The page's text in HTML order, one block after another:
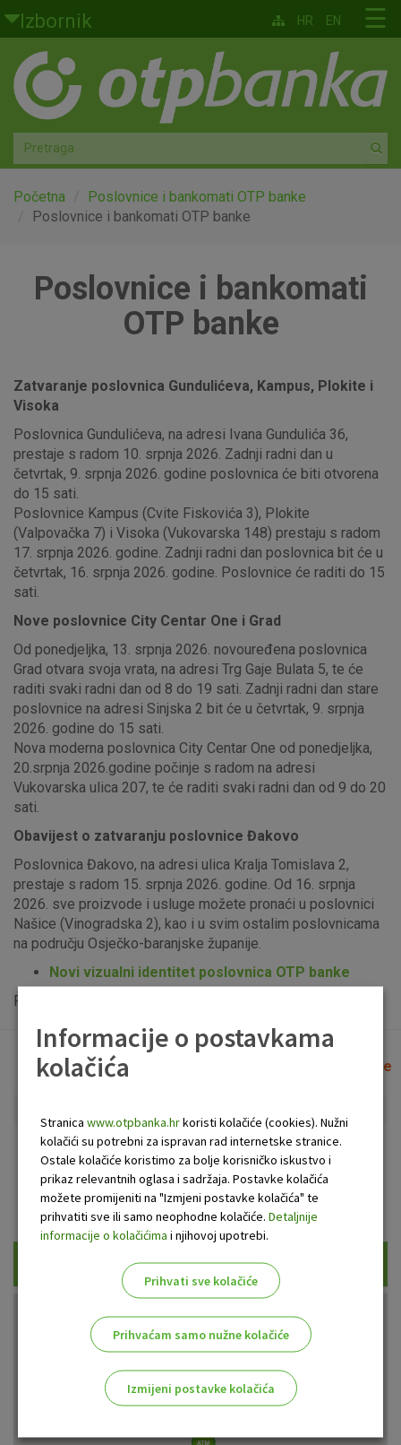
Skoči na glavni sadržaj
Izbornik
Građani
Privatno bankarstvo
Agro
Mala poduzeća i obrtnici
Globalna tržišta
☰
HR EN
Početna
Poslovnice i bankomati OTP banke
Poslovnice i bankomati OTP banke
Poslovnice i bankomati
OTP banke
Zatvaranje poslovnica Gundulićeva, Kampus, Plokite i
Visoka
Poslovnica Gundulićeva, na adresi Ivana Gundulića 36,
prestaje s radom 10. srpnja 2026. Zadnji radni dan u
četvrtak, 9. srpnja 2026. godine poslovnica će biti otvorena
do 15 sati.
Poslovnice Kampus (Cvite Fiskovića 3), Plokite
(Valpovačka 7) i Visoka (Vukovarska 148) prestaju s radom
17. srpnja 2026. godine. Zadnji radni dan poslovnica bit će u
četvrtak, 16. srpnja 2026. godine. Poslovnice će raditi do 15
sati.
Nove poslovnice City Centar One i Grad
Od ponedjeljka, 13. srpnja 2026. novouređena poslovnica
Grad otvara svoja vrata, na adresi Trg Gaje Bulata 5, te će
raditi svaki radni dan od 8 do 19 sati. Zadnji radni dan stare
poslovnice na adresi Sinjska 2 bit će u četvrtak, 9. srpnja
2026. godine do 15 sati.
Nova moderna poslovnica City Centar One od ponedjeljka,
20.srpnja 2026.godine počinje s radom na adresi
Vukovarska ulica 207, te će raditi svaki radni dan od 9 do 20
sati.
Obavijest o zatvaranju poslovnice Đakovo
Poslovnica Đakovo, na adresi ulica Kralja Tomislava 2,
prestaje s radom 15. srpnja 2026. godine. Od 16. srpnja
2026. sve proizvode i usluge možete pronaći u poslovnici
Našice (Vinogradska 2), kao i u svim ostalim poslovnicama
na području Osječko-baranjske županije.
Novi vizualni identitet poslovnica OTP banke
Popis uplatno-isplatnih bankomata možete vidjeti
Lista poslovnica i bankomata Očisti filtere
Bankomat Poslovnica
Prikaži samo uplatne bankomate
Informacije o postavkama
kolačića
Stranica www.otpbanka.hrkoristi kolačiće (cookies). Nužni
kolačići su potrebni za ispravan rad internetske stranice.
Ostale kolačiće koristimo za bolje korisničko iskustvo i
prikaz relevantnih oglasa i sadržaja. Postavke kolačića
možete promijeniti na "Izmjeni postavke kolačića" te
prihvatiti sve ili samo neophodne kolačiće. Detaljnije
informacije o kolačićima i njihovoj upotrebi.
Prihvati sve kolačiće
Prihvaćam samo nužne kolačiće
Izmijeni postavke kolačića